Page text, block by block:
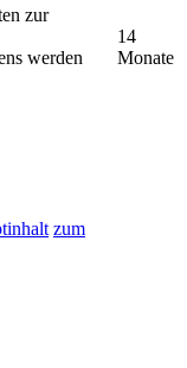
zur
werden
14
Monate
zum